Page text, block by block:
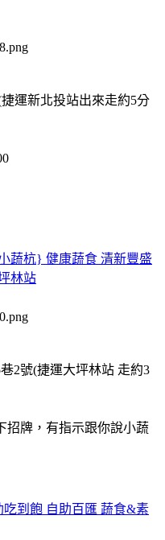
運新北投站出來走約5分
蔬杭} 健康蔬食 清新豐盛
林站
2號(捷運大坪林站 走約3
招牌，有指示跟你說小蔬
吃到飽 自助百匯 蔬食&素